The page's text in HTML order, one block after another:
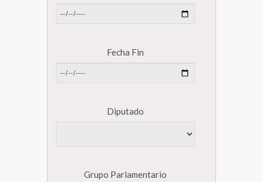
Fecha Fin
Diputado
Grupo Parlamentario